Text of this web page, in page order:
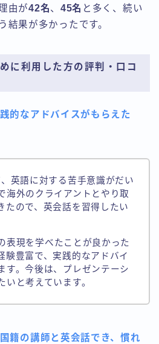
由が42名、 45名 と多く、続い
結果が多かったです。
に利用した方の評判・口コ
的なアドバイスがもらえた
英語に対する苦手意識がだい
海外のクライアントとやり取
たので、英会話を習得したい
表現を学べたことが良かった
験豊富で、実践的なアドバイ
す。今後は、プレゼンテーシ
いと考えています。
籍の講師と英会話でき、慣れ